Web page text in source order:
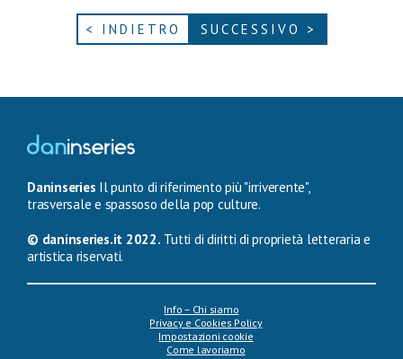
< INDIETRO SUCCESSIVO >
Daninseries Il punto di riferimento più "irriverente",
trasversale e spassoso della pop culture.
© daninseries.it 2022. Tutti di diritti di proprietà letteraria e
artistica riservati.
Info – Chi siamo
Privacy e Cookies Policy
Impostazioni cookie
Come lavoriamo